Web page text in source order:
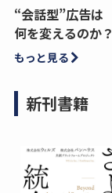
“会話型”広告は
何を変えるのか？
もっと見る
新刊書籍